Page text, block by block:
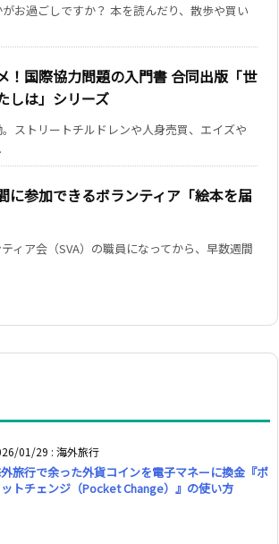
お過ごしですか？ 本を読んだり、散歩や買い
！国際協力問題の入門書 合同出版「世
しは」シリーズ
ストリートチルドレンや人身売買、エイズや
に参加できるボランティア「絵本を届
ィア会（SVA）の職員になってから、早数週間
01/29 : 海外旅行
旅行で余った外貨コインを電子マネーに換金『ポ
トチェンジ（Pocket Change）』の使い方